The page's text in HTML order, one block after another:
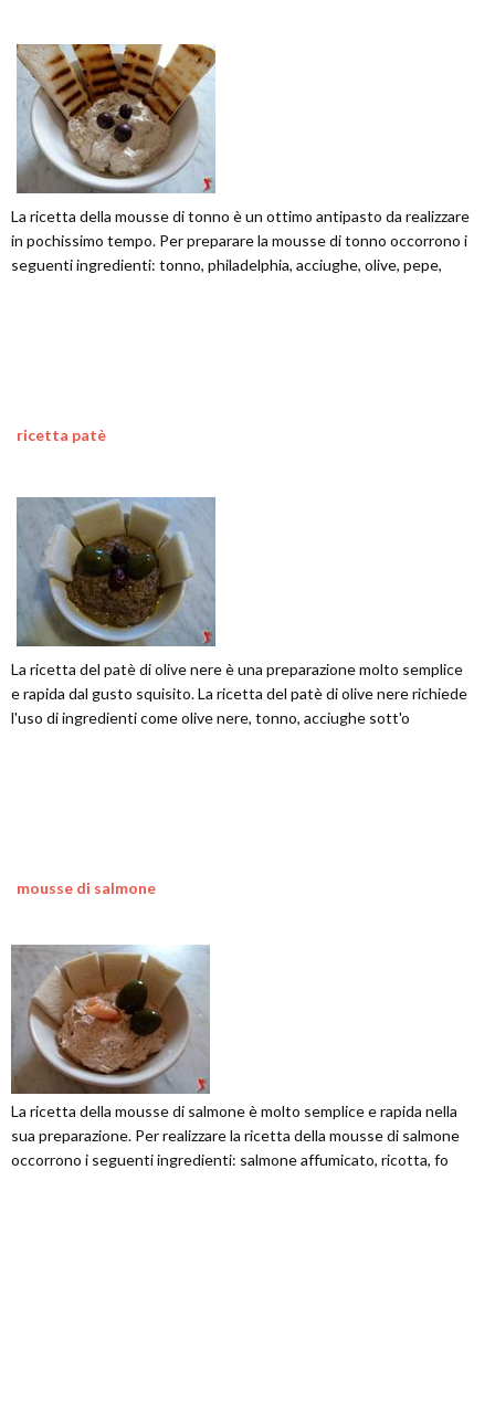
La ricetta della mousse di tonno è un ottimo antipasto da realizzare
in pochissimo tempo. Per preparare la mousse di tonno occorrono i
seguenti ingredienti: tonno, philadelphia, acciughe, olive, pepe,
ricetta patè
La ricetta del patè di olive nere è una preparazione molto semplice
e rapida dal gusto squisito. La ricetta del patè di olive nere richiede
l'uso di ingredienti come olive nere, tonno, acciughe sott'o
mousse di salmone
La ricetta della mousse di salmone è molto semplice e rapida nella
sua preparazione. Per realizzare la ricetta della mousse di salmone
occorrono i seguenti ingredienti: salmone affumicato, ricotta, fo